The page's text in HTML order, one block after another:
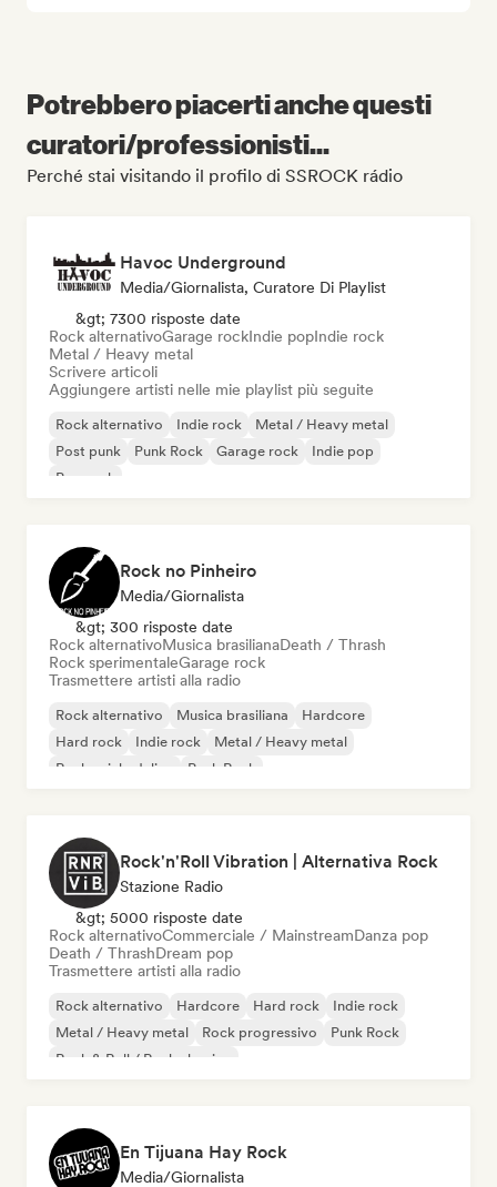
Potrebbero piacerti anche questi
curatori/professionisti...
Perché stai visitando il profilo di SSROCK rádio
Havoc Underground
Media/Giornalista, Curatore Di Playlist
&gt; 7300 risposte date
Rock alternativoGarage rockIndie popIndie rock
Metal / Heavy metal
Scrivere articoli
Aggiungere artisti nelle mie playlist più seguite
Rock alternativo Indie rock
Metal / Heavy metal
Post punk
Punk Rock Garage rock
Indie pop
Pop rock
Rock no Pinheiro
Media/Giornalista
&gt; 300 risposte date
Rock alternativoMusica brasilianaDeath / Thrash
Rock sperimentaleGarage rock
Trasmettere artisti alla radio
Rock alternativo Musica brasiliana
Hardcore
Hard rock
Indie rock
Metal / Heavy metal
Rock psichedelico
Punk Rock
Rock'n'Roll Vibration | Alternativa Rock
Stazione Radio
&gt; 5000 risposte date
Rock alternativoCommerciale / MainstreamDanza pop
Death / ThrashDream pop
Trasmettere artisti alla radio
Rock alternativo Hardcore Hard rock
Indie rock
Metal / Heavy metal
Rock progressivo
Punk Rock
Rock & Roll / Rock classico
En Tijuana Hay Rock
Media/Giornalista